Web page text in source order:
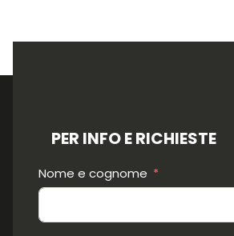
PER INFO E RICHIESTE
Nome e cognome